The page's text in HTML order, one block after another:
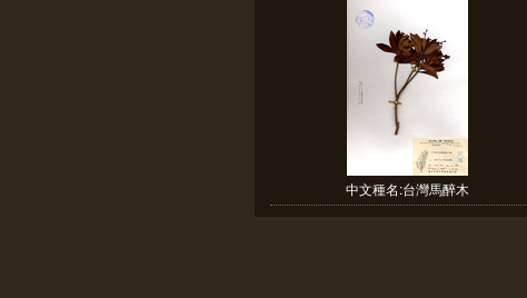
中文種名:台灣馬醉木